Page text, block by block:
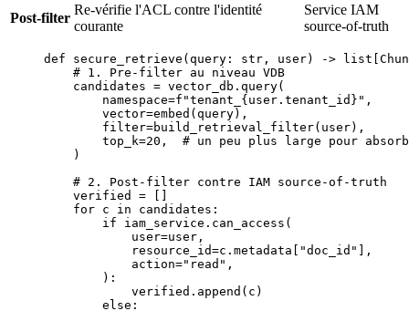
Post-filter
Re-vérifie l'ACL contre l'identité
courante
Service IAM
source-of-truth
def secure_retrieve (query: str , user) ->
    # 1. Pre-filter au niveau VDB
    candidates
= vector_db.query(
        namespace
=f "tenant_ {user.tenant_id } " ,
        vector
=embed(query),
        filter
=build_retrieval_filter(user),
        top_k
=20 , # un peu plus large pour
    )
    # 2. Post-filter contre IAM source-of-truth
    verified
= []
    for
c in candidates:
        if
iam_service.can_access(
            user
=user,
            resource_id
=c.metadata[ "doc_id" ],
            action
="read" ,
        ):
            verified.append(c)
        else
: